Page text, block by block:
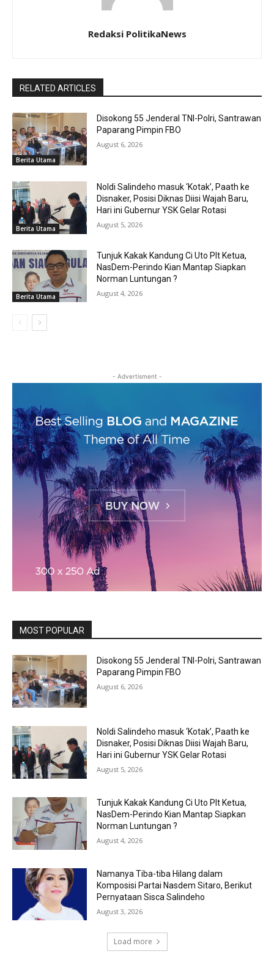
Redaksi PolitikaNews
RELATED ARTICLES
Berita Utama
Disokong 55 Jenderal TNI-Polri, Santrawan
Paparang Pimpin FBO
August 6, 2026
Berita Utama
Noldi Salindeho masuk ‘Kotak’, Paath ke
Disnaker, Posisi Diknas Diisi Wajah Baru,
Hari ini Gubernur YSK Gelar Rotasi
August 5, 2026
Berita Utama
Tunjuk Kakak Kandung Ci Uto Plt Ketua,
NasDem-Perindo Kian Mantap Siapkan
Norman Luntungan ?
August 4, 2026
- Advertisment -
MOST POPULAR
Disokong 55 Jenderal TNI-Polri, Santrawan
Paparang Pimpin FBO
August 6, 2026
Noldi Salindeho masuk ‘Kotak’, Paath ke
Disnaker, Posisi Diknas Diisi Wajah Baru,
Hari ini Gubernur YSK Gelar Rotasi
August 5, 2026
Tunjuk Kakak Kandung Ci Uto Plt Ketua,
NasDem-Perindo Kian Mantap Siapkan
Norman Luntungan ?
August 4, 2026
Namanya Tiba-tiba Hilang dalam
Komposisi Partai Nasdem Sitaro, Berikut
Pernyataan Sisca Salindeho
August 3, 2026
Load more